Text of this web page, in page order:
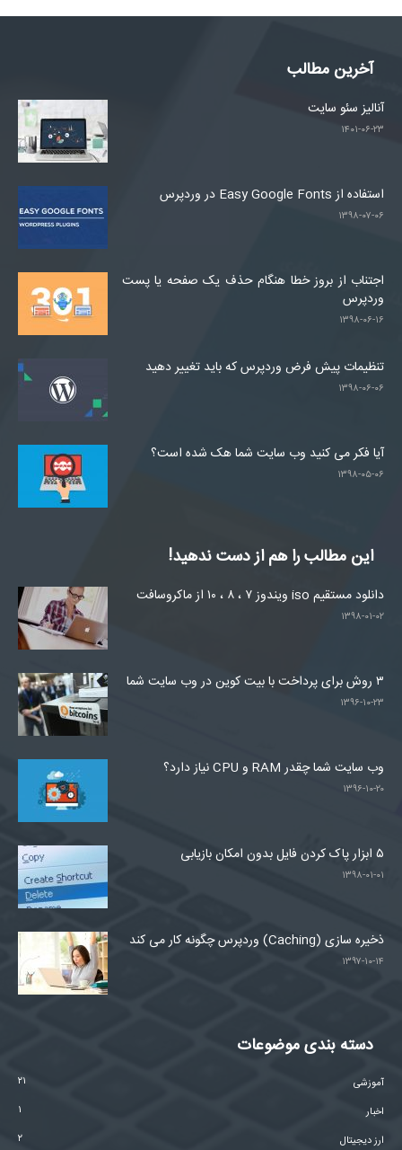
آخرین مطالب
آنالیز سئو سایت
۱۴۰۱-۰۶-۲۳
استفاده از Easy Google Fonts در وردپرس
۱۳۹۸-۰۷-۰۶
اجتناب از بروز خطا هنگام حذف یک صفحه یا پست
وردپرس
۱۳۹۸-۰۶-۱۶
تنظیمات پیش فرض وردپرس که باید تغییر دهید
۱۳۹۸-۰۶-۰۶
آیا فکر می کنید وب سایت شما هک شده است؟
۱۳۹۸-۰۵-۰۶
این مطالب را هم از دست ندهید!
دانلود مستقیم iso ویندوز ۷ ، ۸ ، ۱۰ از ماکروسافت
۱۳۹۸-۰۱-۰۲
۳ روش برای پرداخت با بیت کوین در وب سایت شما
۱۳۹۶-۱۰-۲۳
وب سایت شما چقدر RAM و CPU نیاز دارد؟
۱۳۹۶-۱۰-۲۰
۵ ابزار پاک کردن فایل بدون امکان بازیابی
۱۳۹۸-۰۱-۰۱
ذخیره سازی (Caching) وردپرس چگونه کار می کند
۱۳۹۷-۱۰-۱۴
دسته بندی موضوعات
آموزشی
۲۱
اخبار
۱
ارز دیجیتال
۲